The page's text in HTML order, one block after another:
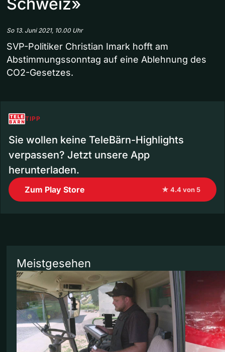
So 13. Juni 2021, 10.00 Uhr
SVP-Politiker Christian Imark hofft am
Abstimmungssonntag auf eine Ablehnung des
CO2-Gesetzes.
TIPP
Sie wollen keine TeleBärn-Highlights
verpassen? Jetzt unsere App
herunterladen.
Zum Play Store ★ 4.4 von 5
Meistgesehen